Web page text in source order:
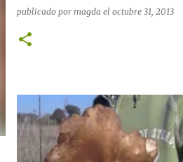
publicado por magda el octubre 31, 2013